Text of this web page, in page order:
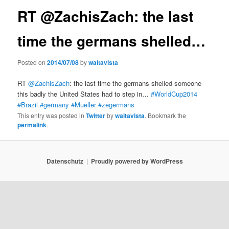
RT @ZachisZach: the last
time the germans shelled…
Posted on2014/07/08bywaltavista
RT@ZachisZach: the last time the germans shelled someone
this badly the United States had to step in…#WorldCup2014
#Brazil #germany #Mueller #zegermans
This entry was posted inTwitterbywaltavista. Bookmark the
permalink.
Datenschutz Proudly powered by WordPress